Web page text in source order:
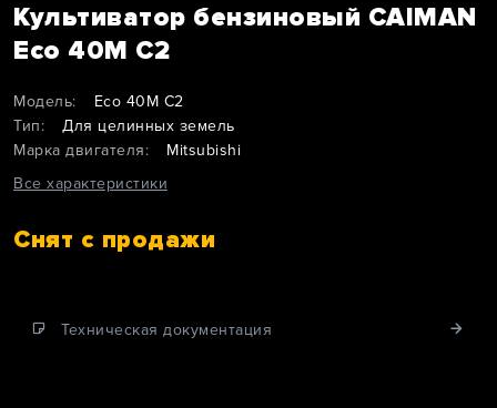
Культиватор бензиновый CAIMAN
Eco 40M C2
Модель:
Eco 40M C2
Тип:
Для целинных земель
Марка двигателя:
Mitsubishi
Все характеристики
Снят с продажи
Техническая документация